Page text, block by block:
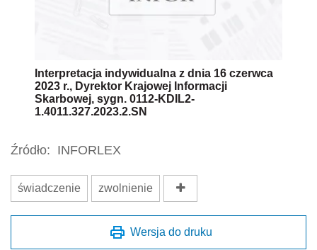
Interpretacja indywidualna z dnia 16 czerwca
2023 r., Dyrektor Krajowej Informacji
Skarbowej, sygn. 0112-KDIL2-
1.4011.327.2023.2.SN
Źródło: INFORLEX
świadczenie zwolnienie
Wersja do druku